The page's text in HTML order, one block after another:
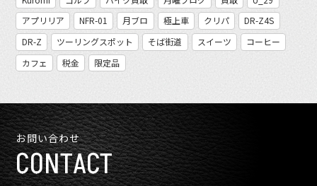
アプリリア
NFR-01 月ブロ 極上車 クリパ
DR-Z4S
DR-Z
ツーリングスポット そば街道 スイーツ
コーヒー
カフェ
税金 限定品
お問い合わせ
CONTACT